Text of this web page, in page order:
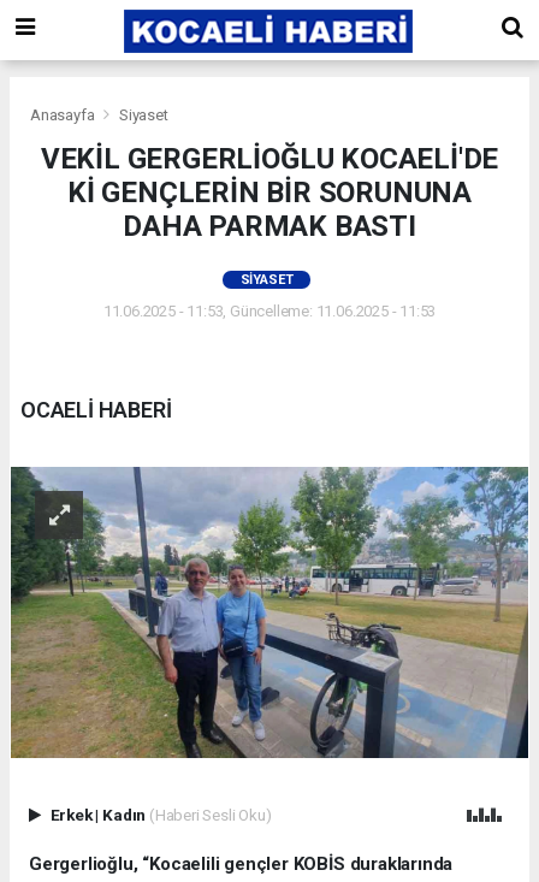
Anasayfa Siyaset
VEKİL GERGERLİOĞLU KOCAELİ'DE
Kİ GENÇLERİN BİR SORUNUNA
DAHA PARMAK BASTI
SIYASET
11.06.2025 - 11:53, Güncelleme: 11.06.2025 - 11:53
OCAELİ HABERİ
Erkek| Kadın (Haberi Sesli Oku)
Gergerlioğlu, “Kocaelili gençler KOBİS duraklarında